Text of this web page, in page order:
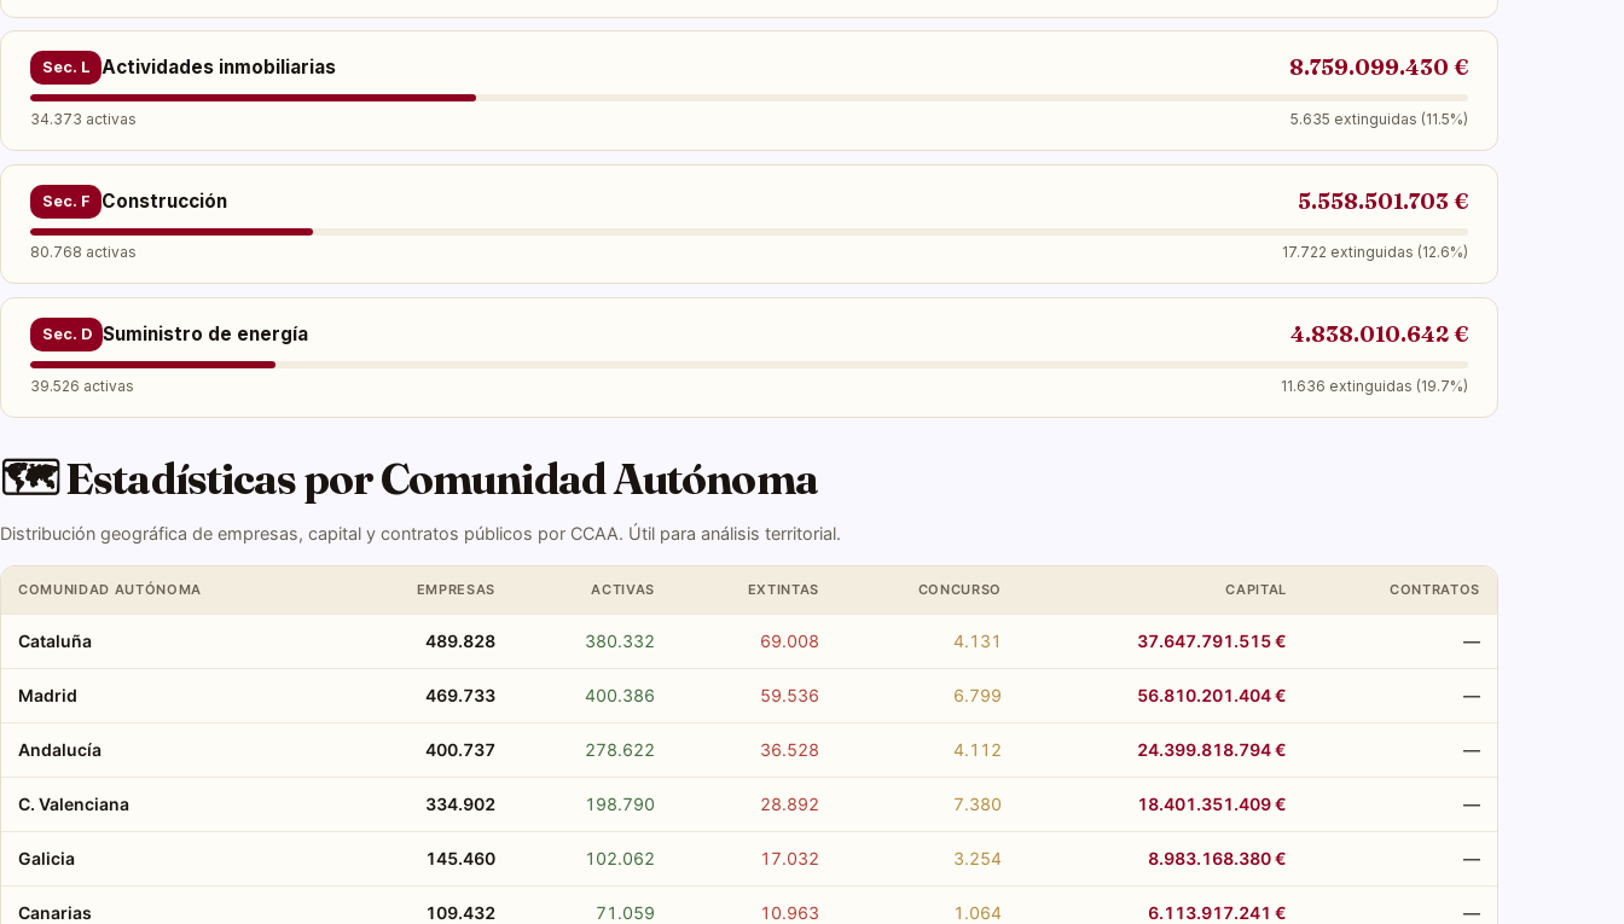
Sec. L Actividades inmobiliarias 8.759.099.430 €
34.373 activas 5.635 extinguidas (11.5%)
Sec. F Construcción 5.558.501.703 €
80.768 activas 17.722 extinguidas (12.6%)
Sec. D Suministro de energía 4.838.010.642 €
39.526 activas 11.636 extinguidas (19.7%)
🗺️ Estadísticas por Comunidad Autónoma
Distribución geográfica de empresas, capital y contratos públicos por CCAA. Útil para análisis territorial.
COMUNIDAD AUTÓNOMA EMPRESAS ACTIVAS EXTINTAS CONCURSO CAPITAL CONTRATOS
Cataluña 489.828 380.332 69.008 4.131 37.647.791.515 € —
Madrid 469.733 400.386 59.536 6.799 56.810.201.404 € —
Andalucía 400.737 278.622 36.528 4.112 24.399.818.794 € —
C. Valenciana 334.902 198.790 28.892 7.380 18.401.351.409 € —
Galicia 145.460 102.062 17.032 3.254 8.983.168.380 € —
Canarias 109.432 71.059 10.963 1.064 6.113.917.241 € —